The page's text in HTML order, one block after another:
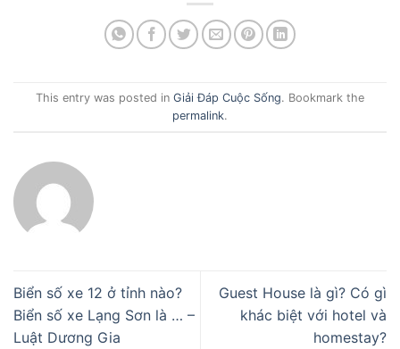
This entry was posted in Giải Đáp Cuộc Sống. Bookmark the
permalink.
Biển số xe 12 ở tỉnh nào?
Biển số xe Lạng Sơn là … –
Luật Dương Gia
Guest House là gì? Có gì
khác biệt với hotel và
homestay?